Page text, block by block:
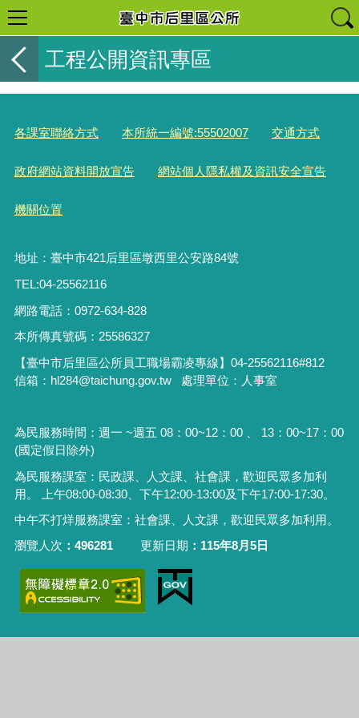
工程公開資訊專區
各課室聯絡方式 本所統一編號:55502007 交通方式
政府網站資料開放宣告 網站個人隱私權及資訊安全宣告
機關位置
地址：臺中市421后里區墩西里公安路84號
TEL:04-25562116
網路電話：0972-634-828
本所傳真號碼：25586327
【臺中市后里區公所員工職場霸凌專線】04-25562116#812
信箱：hl284@taichung.gov.tw 處理單位：人事室
為民服務時間：週一 ~週五 08：00~12：00 、 13：00~17：00
(國定假日除外)
為民服務課室：民政課、人文課、社會課，歡迎民眾多加利
用。 上午08:00-08:30、下午12:00-13:00及下午17:00-17:30。
中午不打烊服務課室：社會課、人文課，歡迎民眾多加利用。
瀏覽人次
496281 更新日期 115年8月5日